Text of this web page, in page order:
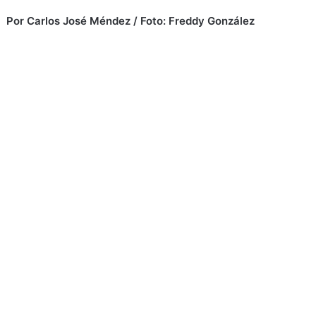
Por Carlos José Méndez / Foto: Freddy González